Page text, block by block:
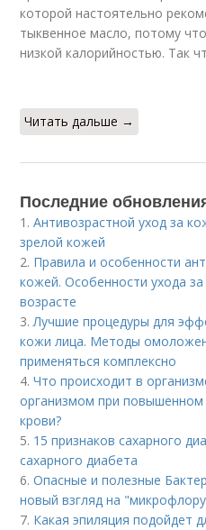
которой настоятельно
тыквенное масло, потому
низкой калорийностью. Так
Читать дальше →
Последние
1.Антивозрастной уход за
зрелой кожей
2. Правила и особенности
кожей. Особенности ухода
возрасте
3.Лучшие процедуры для
кожи лица. Методы
применяться комплексно
4.Что происходит в
организмом при
крови?
5. 15 признаков сахарного
сахарного диабета
6.Опасные и полезные
новый взгляд на
7. Какая эпиляция подойдет